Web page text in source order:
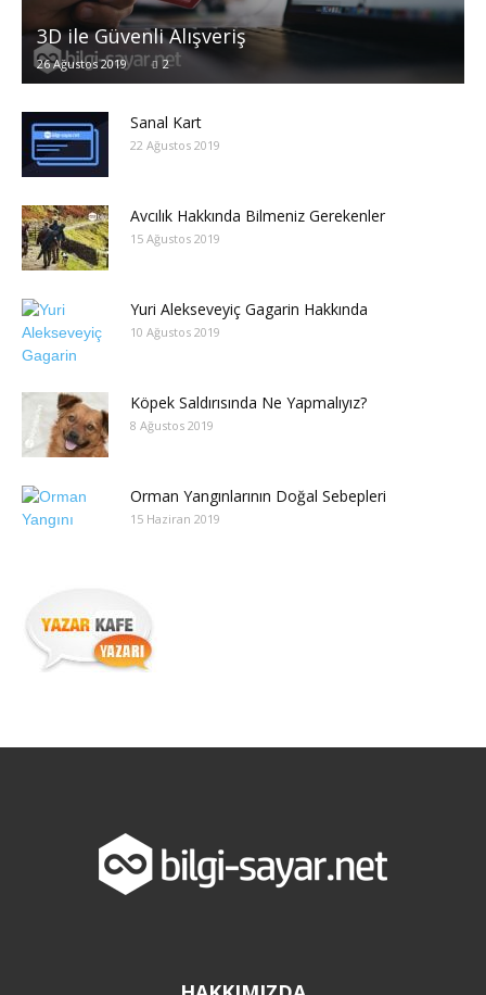
3D ile Güvenli Alışveriş
26 Ağustos 2019 2
Sanal Kart
22 Ağustos 2019
Avcılık Hakkında Bilmeniz Gerekenler
15 Ağustos 2019
Yuri Alekseveyiç Gagarin Hakkında
10 Ağustos 2019
Köpek Saldırısında Ne Yapmalıyız?
8 Ağustos 2019
Orman Yangınlarının Doğal Sebepleri
15 Haziran 2019